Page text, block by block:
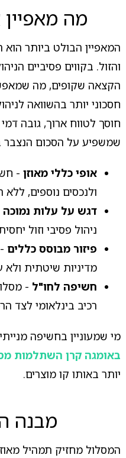
מה
המאפיין הבולט ביותר
והזול. בקווים פסיביים
הקצאה שקופים, מה
חסכוני יותר בהשוואה
חוסך לטווח ארוך, גובה
שמשפיע על הסכום הנצבר
אופי כללי מאוזן-
ולנכסים נוספים,
דגש על עלות נמוכה
ניהול פסיבי וזול
פיזור מבוסס כללים
מדיניות שיטתית ולא
חשיפה לחו"ל -
רכיב בינלאומי לצד
מי שמעוניין בחשיפה
באומגה קרן השתלמות
יותר באותו קו מוצרים.
מבנה
המסלול מחזיק תמהיל